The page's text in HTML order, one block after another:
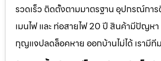
รวดเร็ว ติดตั้งตามมาตรฐาน อุปกรณ์กา
เมนไฟ และ ท่อสายไฟ 20 ปี สินค้ามีปัญหา
กุญแจปลดล็อคหาย ออกบ้านไม่ได้ เรามี